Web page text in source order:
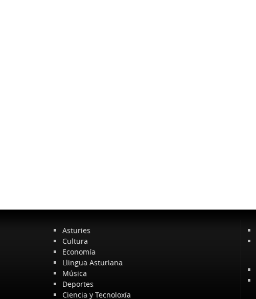
Asturies
Cultura
Economía
Llingua Asturiana
Música
Deportes
Ciencia y Tecnoloxía